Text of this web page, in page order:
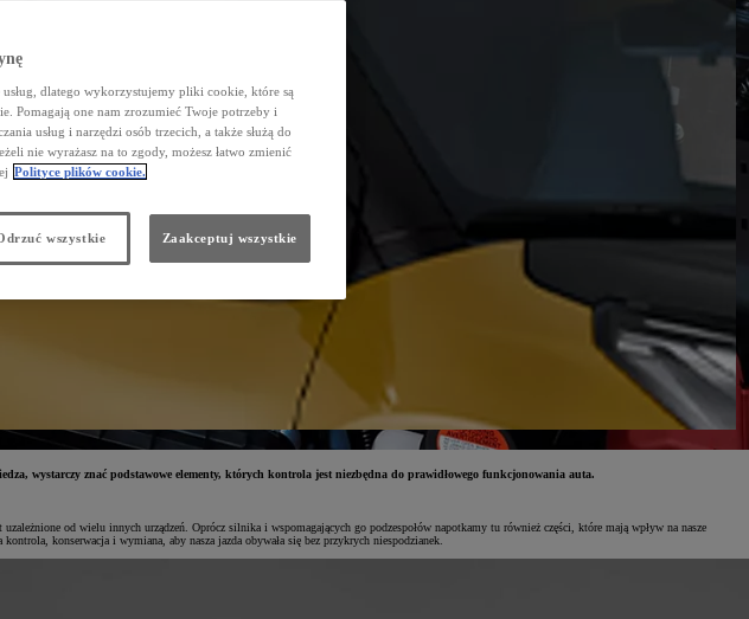
wystarczy znać podstawowe elementy, których kontrola jest niezbędna do prawidłowego funkcjonowania auta.
od wielu innych urządzeń. Oprócz silnika i wspomagających go podzespołów napotkamy tu również części, które mają wpływ na nasze
konserwacja i wymiana, aby nasza jazda obywała się bez przykrych niespodzianek.
dlatego wykorzystujemy pliki cookie, które są
Pomagają one nam zrozumieć Twoje potrzeby i
usług i narzędzi osób trzecich, a także służą do
nie wyrażasz na to zgody, możesz łatwo zmienić
Polityce plików cookie.
wszystkie Zaakceptuj wszystkie